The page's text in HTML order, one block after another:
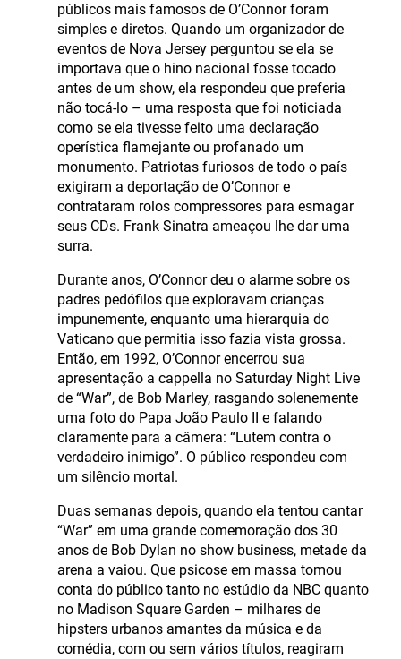
públicos mais famosos de O’Connor foram
simples e diretos. Quando um organizador de
eventos de Nova Jersey perguntou se ela se
importava que o hino nacional fosse tocado
antes de um show, ela respondeu que preferia
não tocá-lo – uma resposta que foi noticiada
como se ela tivesse feito uma declaração
operística flamejante ou profanado um
monumento. Patriotas furiosos de todo o país
exigiram a deportação de O’Connor e
contrataram rolos compressores para esmagar
seus CDs. Frank Sinatra ameaçou lhe dar uma
surra.
Durante anos, O’Connor deu o alarme sobre os
padres pedófilos que exploravam crianças
impunemente, enquanto uma hierarquia do
Vaticano que permitia isso fazia vista grossa.
Então, em 1992, O’Connor encerrou sua
apresentação a cappella no Saturday Night Live
de “War”, de Bob Marley, rasgando solenemente
uma foto do Papa João Paulo II e falando
claramente para a câmera: “Lutem contra o
verdadeiro inimigo”. O público respondeu com
um silêncio mortal.
Duas semanas depois, quando ela tentou cantar
“War” em uma grande comemoração dos 30
anos de Bob Dylan no show business, metade da
arena a vaiou. Que psicose em massa tomou
conta do público tanto no estúdio da NBC quanto
no Madison Square Garden – milhares de
hipsters urbanos amantes da música e da
comédia, com ou sem vários títulos, reagiram